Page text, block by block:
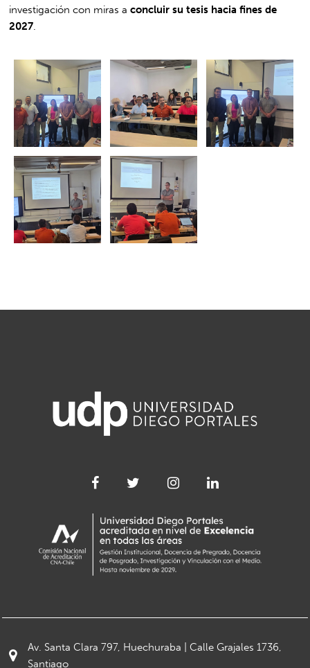
investigación con miras aconcluir su tesis hacia fines de
2027
Av. Santa Clara 797, Huechuraba | Calle Grajales 1736,
Santiago